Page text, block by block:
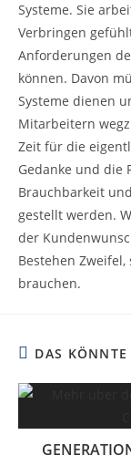
Systeme. Sie
Verbringen
Anforderungen
können. Davon
Systeme dienen
Mitarbeitern
Zeit für die
Gedanke und die
Brauchbarkeit
gestellt werden.
der
Bestehen
brauchen.
DAS